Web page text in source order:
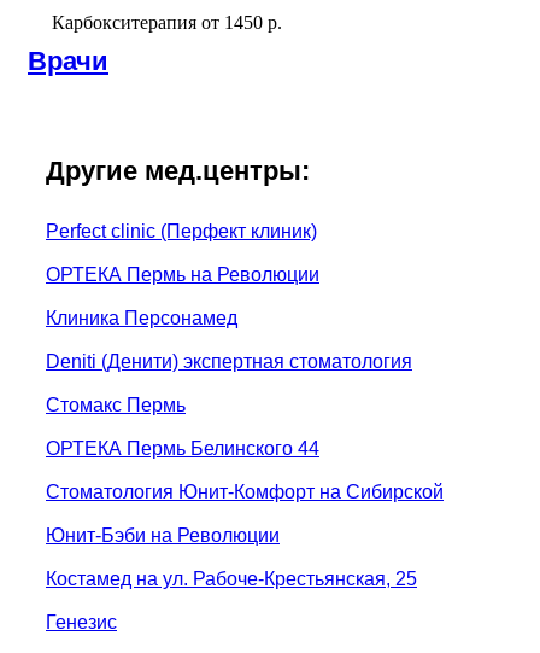
Карбокситерапия от 1450 р.
Врачи
Другие мед.центры:
Perfect clinic (Перфект клиник)
ОРТЕКА Пермь на Революции
Клиника Персонамед
Deniti (Денити) экспертная стоматология
Стомакс Пермь
ОРТЕКА Пермь Белинского 44
Стоматология Юнит-Комфорт на Сибирской
Юнит-Бэби на Революции
Костамед на ул. Рабоче-Крестьянская, 25
Генезис